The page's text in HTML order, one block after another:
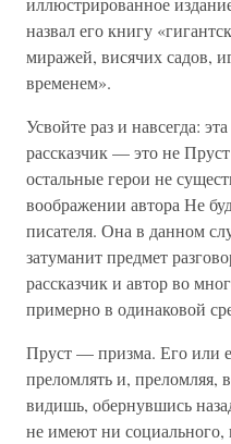
назвал его книгу
миражей, висячих садов,
временем».
Усвойте раз и навсегда:
рассказчик — это не
остальные герои не
воображении автора Не
писателя. Она в данном
затуманит предмет
рассказчик и автор во
примерно в одинаковой
Пруст — призма. Его или
преломлять и, преломляя,
видишь, обернувшись
не имеют ни социального,